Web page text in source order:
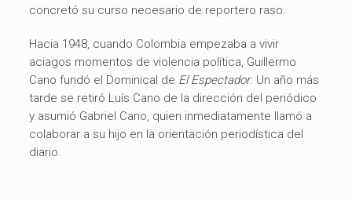
concretó su curso necesario de reportero raso.
Hacia 1948, cuando Colombia empezaba a vivir
aciagos momentos de violencia política, Guillermo
Cano fundó el Dominical de El Espectador. Un año más
tarde se retiró Luís Cano de la dirección del periódico
y asumió Gabriel Cano, quien inmediatamente llamó a
colaborar a su hijo en la orientación periodística del
diario.